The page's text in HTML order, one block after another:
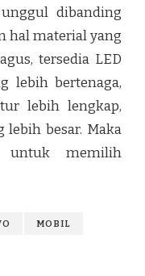
dibanding
hal material yang
tersedia LED
lebih bertenaga,
lebih lengkap,
lebih besar. Maka
untuk memilih
MOBIL